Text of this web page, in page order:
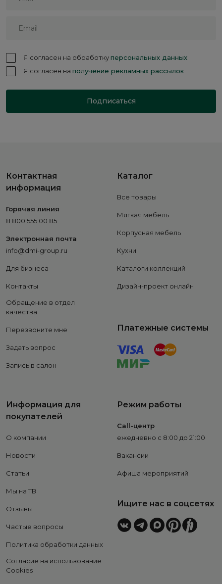
Я согласен на обработкуперсональных данных
Я согласен на получение рекламных рассылок
Подписаться
Контактная
информация
Горячая линия
8 800 555 00 85
Электронная почта
info@dmi-group.ru
Для бизнеса
Контакты
Обращение в отдел
качества
Перезвоните мне
Задать вопрос
Запись в салон
Каталог
Все товары
Мягкая мебель
Корпусная мебель
Кухни
Каталоги коллекций
Дизайн-проект онлайн
Платежные системы
Информация для
покупателей
О компании
Новости
Статьи
Мы на ТВ
Отзывы
Частые вопросы
Политика обработки данных
Согласие на использование
Cookies
Режим работы
Call-центр
ежедневно с 8:00 до 21:00
Вакансии
Афиша мероприятий
Ищите нас в соцсетях